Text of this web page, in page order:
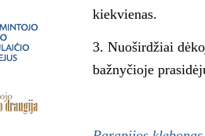
kiekvienas.
3. Nuoširdžiai
bažnyčioje